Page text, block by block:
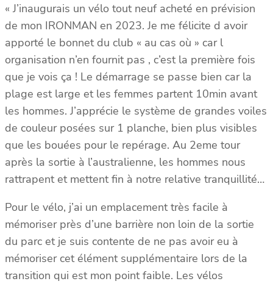
« J’inaugurais un vélo tout neuf acheté en prévision
de mon IRONMAN en 2023. Je me félicite d avoir
apporté le bonnet du club « au cas où » car l
organisation n’en fournit pas , c’est la première fois
que je vois ça ! Le démarrage se passe bien car la
plage est large et les femmes partent 10min avant
les hommes. J’apprécie le système de grandes voiles
de couleur posées sur 1 planche, bien plus visibles
que les bouées pour le repérage. Au 2eme tour
après la sortie à l’australienne, les hommes nous
rattrapent et mettent fin à notre relative tranquillité…
Pour le vélo, j’ai un emplacement très facile à
mémoriser près d’une barrière non loin de la sortie
du parc et je suis contente de ne pas avoir eu à
mémoriser cet élément supplémentaire lors de la
transition qui est mon point faible. Les vélos